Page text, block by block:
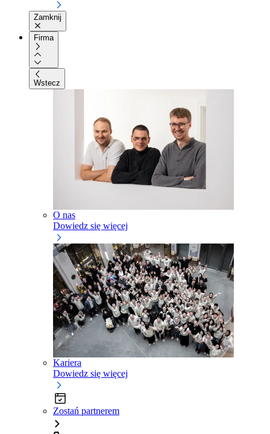
Zamknij
Firma
Wstecz
O nas
Dowiedz się więcej
Kariera
Dowiedz się więcej
Zostań partnerem